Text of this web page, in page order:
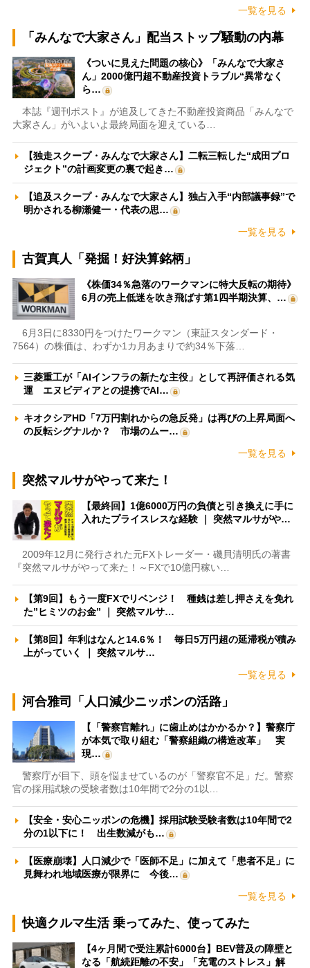
一覧を見る
「みんなで大家さん」配当ストップ騒動の内幕
《ついに見えた問題の核心》「みんなで大家さ
ん」2000億円超不動産投資トラブル“異常なく
ら…
本誌『週刊ポスト』が追及してきた不動産投資商品「みんなで
大家さん」がいよいよ最終局面を迎えている…
【独走スクープ・みんなで大家さん】二転三転した“成田プロ
ジェクト”の計画変更の裏で起き…
【追及スクープ・みんなで大家さん】独占入手“内部議事録”で
明かされる柳瀬健一・代表の思…
一覧を見る
古賀真人「発掘！好決算銘柄」
《株価34％急落のワークマンに特大反転の期待》
6月の売上低迷を吹き飛ばす第1四半期決算、…
6月3日に8330円をつけたワークマン（東証スタンダード・
7564）の株価は、わずか1カ月あまりで約34％下落…
三菱重工が「AIインフラの新たな主役」として再評価される気
運 エヌビディアとの提携でAI…
キオクシアHD「7万円割れからの急反発」は再びの上昇局面へ
の反転シグナルか？ 市場のムー…
一覧を見る
突然マルサがやって来た！
【最終回】1億6000万円の負債と引き換えに手に
入れたプライスレスな経験 ｜ 突然マルサがや…
2009年12月に発行された元FXトレーダー・磯貝清明氏の著書
『突然マルサがやって来た！～FXで10億円稼い…
【第9回】もう一度FXでリベンジ！ 種銭は差し押さえを免れ
た”ヒミツのお金” ｜ 突然マルサ…
【第8回】年利はなんと14.6％！ 毎日5万円超の延滞税が積み
上がっていく ｜ 突然マルサ…
一覧を見る
河合雅司「人口減少ニッポンの活路」
【「警察官離れ」に歯止めはかかるか？】警察庁
が本気で取り組む「警察組織の構造改革」 実
現…
警察庁が目下、頭を悩ませているのが「警察官不足」だ。警察
官の採用試験の受験者数は10年間で2分の1以…
【安全・安心ニッポンの危機】採用試験受験者数は10年間で2
分の1以下に！ 出生数減がも…
【医療崩壊】人口減少で「医師不足」に加えて「患者不足」に
見舞われ地域医療が限界に 今後…
一覧を見る
快適クルマ生活 乗ってみた、使ってみた
【4ヶ月間で受注累計6000台】BEV普及の障壁と
なる「航続距離の不安」「充電のストレス」解